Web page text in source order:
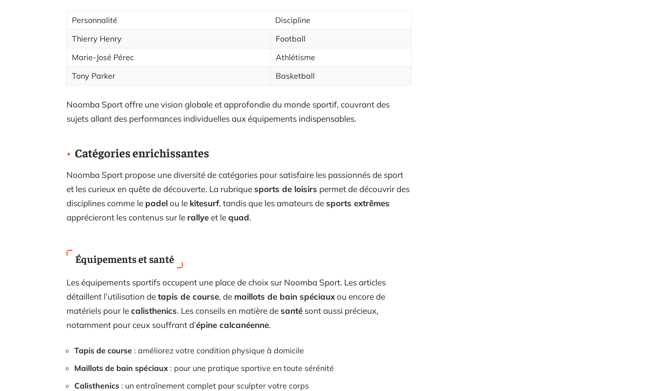
Personnalité
Discipline
Thierry Henry
Football
Marie-José Pérec
Athlétisme
Tony Parker
Basketball
Noomba Sport offre une vision globale et approfondie du monde sportif, couvrant des
sujets allant des performances individuelles aux équipements indispensables.
Catégories enrichissantes
Noomba Sport propose une diversité de catégories pour satisfaire les passionnés de sport
et les curieux en quête de découverte. La rubriquesports de loisirs permet de découvrir des
disciplines comme le padelou le kitesurf, tandis que les amateurs desports extrêmes
apprécieront les contenus sur le rallyeet lequad.
Équipements et santé
Les équipements sportifs occupent une place de choix sur Noomba Sport. Les articles
détaillent l’utilisation detapis de course, de maillots de bain spéciauxou encore de
matériels pour lecalisthenics. Les conseils en matière desanté sont aussi précieux,
notamment pour ceux souffrant d’épine calcanéenne.
Tapis de course : améliorez votre condition physique à domicile
Maillots de bain spéciaux : pour une pratique sportive en toute sérénité
Calisthenics : un entraînement complet pour sculpter votre corps